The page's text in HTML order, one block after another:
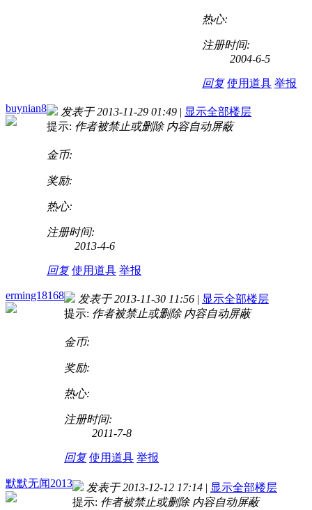
热心:
注册时间:
2004-6-5
回复 使用道具 举报
buynian8 发表于 2013-11-29 01:49 | 显示全部楼层
提示: 作者被禁止或删除 内容自动屏蔽
金币:
奖励:
热心:
注册时间:
2013-4-6
回复 使用道具 举报
erming18168 发表于 2013-11-30 11:56 | 显示全部楼层
提示: 作者被禁止或删除 内容自动屏蔽
金币:
奖励:
热心:
注册时间:
2011-7-8
回复 使用道具 举报
默默无闻2013 发表于 2013-12-12 17:14 | 显示全部楼层
提示: 作者被禁止或删除 内容自动屏蔽